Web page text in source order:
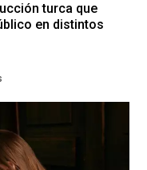
turca que
en distintos